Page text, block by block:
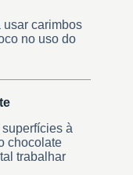
usar carimbos
no uso do
à
chocolate
trabalhar